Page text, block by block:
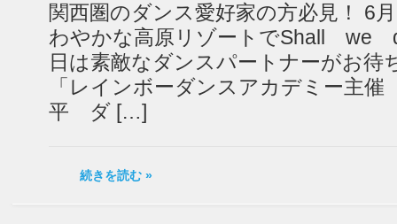
関西圏のダンス愛好家の方必見！ 6
わやかな高原リゾートでShall we
日は素敵なダンスパートナーがお待
「レインボーダンスアカデミー
平 ダ […]
続きを読む »